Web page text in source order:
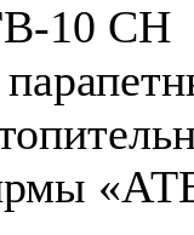
10 СН